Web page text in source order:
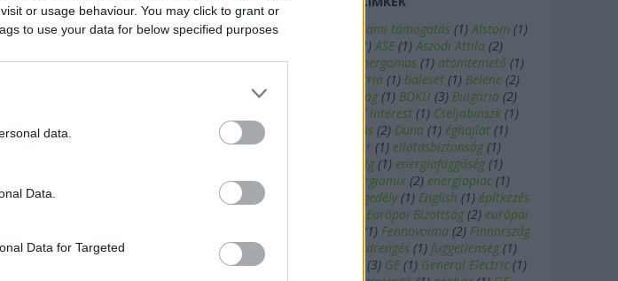
or usage behaviour. You may click to grant or
to use your data for below specified purposes
data.
Data.
Data for Targeted
AAEM (1 állami támogatás (1) Alstom (1)
1) ASE (1) Aszódi Attila (2)
atlatszo.hu
Atomenergomas (1) atomtemető (1)
Ausztria (1) baleset (1) Belene (2)
beszállító
biztonság (1) BOKU (3) Bulgária (2)
conflict of interest (1) Cseljabinszk (1)
Csernobil
csúszás (2) Duna (1) éghajlat (1)
Elisabeth Köstinger (1) ellátásbiztonság (1)
energiafüggetlenség (1) energiafüggőség (1)
Energiaklub
energiamix (2) energiapiac (1)
energiastratégia
engedély (1) English (1) építkezés
Európai Bizottság (2) európai
(1) Fennovoima (2) Finnország
2) földrengés (1) függetlenség (1)
Fukusima
(3) GE (1) General Electric (1)